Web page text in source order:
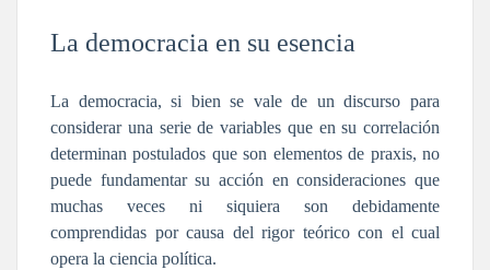
La democracia en su esencia
La democracia, si bien se vale de un discurso para
considerar una serie de variables que en su correlación
determinan postulados que son elementos de praxis, no
puede fundamentar su acción en consideraciones que
muchas veces ni siquiera son debidamente
comprendidas por causa del rigor teórico con el cual
opera la ciencia política.